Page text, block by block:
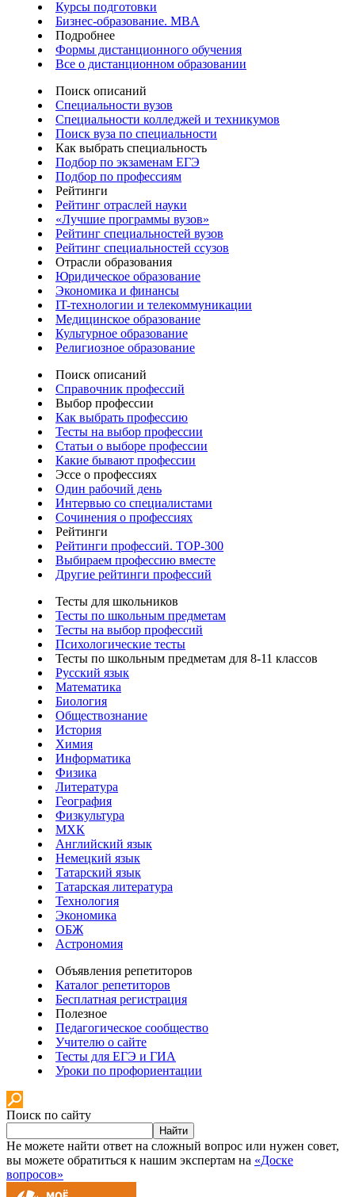
Курсы подготовки
Бизнес-образование. MBA
Подробнее
Формы дистанционного обучения
Все о дистанционном образовании
Поиск описаний
Специальности вузов
Специальности колледжей и техникумов
Поиск вуза по специальности
Как выбрать специальность
Подбор по экзаменам ЕГЭ
Подбор по профессиям
Рейтинги
Рейтинг отраслей науки
«Лучшие программы вузов»
Рейтинг специальностей вузов
Рейтинг специальностей ссузов
Отрасли образования
Юридическое образование
Экономика и финансы
IT-технологии и телекоммуникации
Медицинское образование
Культурное образование
Религиозное образование
Поиск описаний
Справочник профессий
Выбор профессии
Как выбрать профессию
Тесты на выбор профессии
Статьи о выборе профессии
Какие бывают профессии
Эссе о профессиях
Один рабочий день
Интервью со специалистами
Сочинения о профессиях
Рейтинги
Рейтинги профессий. TOP-300
Выбираем профессию вместе
Другие рейтинги профессий
Тесты для школьников
Тесты по школьным предметам
Тесты на выбор профессий
Психологические тесты
Тесты по школьным предметам для 8-11 классов
Русский язык
Математика
Биология
Обществознание
История
Химия
Информатика
Физика
Литература
География
Физкультура
МХК
Английский язык
Немецкий язык
Татарский язык
Татарская литература
Технология
Экономика
ОБЖ
Астрономия
Объявления репетиторов
Каталог репетиторов
Бесплатная регистрация
Полезное
Педагогическое сообщество
Учителю о сайте
Тесты для ЕГЭ и ГИА
Уроки по профориентации
Поиск по сайту
Найти
Не можете найти ответ на сложный вопрос или нужен совет,
вы можете обратиться к нашим экспертам на «Доске
вопросов»